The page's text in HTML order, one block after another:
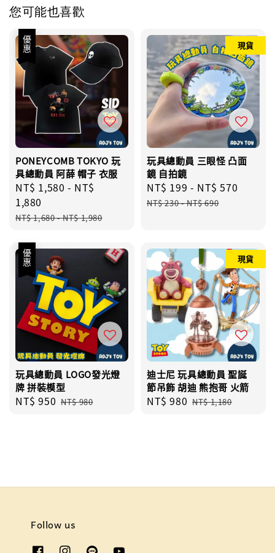
您可能也喜歡
優惠
PONEYCOMB TOKYO 玩
具總動員 阿薛 帽子 衣服
Sale
price
NT$ 1,580 - NT$
1,880
Regular
NT$ 1,680-NT$ 1,980
現貨
玩具總動員 三眼怪 凸面
鏡 自拍鏡
Sale
price
NT$ 199 - NT$ 570
NT$ 230-NT$ 690
優惠
玩具總動員 LOGO發光燈
牌 拼裝模型
Sale
NT$ 950 Regular
NT$ 980
現貨
迪士尼 玩具總動員 聖誕
節吊飾 胡迪 熊抱哥 火箭
Sale
NT$ 980 Regular
NT$ 1,180
Follow us